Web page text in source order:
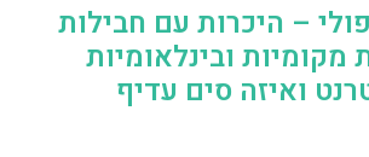
– היכרות עם חבילות
ובינלאומיות
ואיזה סים עדיף